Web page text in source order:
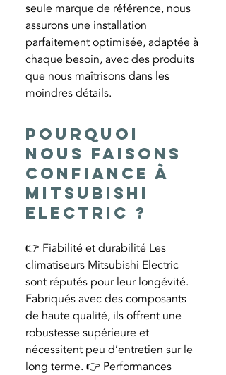
seule marque de référence, nous
assurons une installation
parfaitement optimisée, adaptée à
chaque besoin, avec des produits
que nous maîtrisons dans les
moindres détails.
Pourquoi
nous faisons
confiance à
Mitsubishi
Electric ?
👉 Fiabilité et durabilité Les
climatiseurs Mitsubishi Electric
sont réputés pour leur longévité.
Fabriqués avec des composants
de haute qualité, ils offrent une
robustesse supérieure et
nécessitent peu d’entretien sur le
long terme. 👉 Performances